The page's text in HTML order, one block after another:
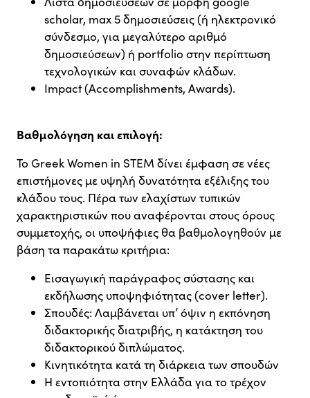
scholar, max 5 δημοσιεύσεις (ή ηλεκτρονικό
σύνδεσμο, για μεγαλύτερο αριθμό
δημοσιεύσεων) ή portfolio στην περίπτωση
τεχνολογικών και συναφών κλάδων.
Impact (Accomplishments, Awards).
Βαθμολόγηση και επιλογή:
Το Greek Women in STEM δίνει έμφαση σε νέες
επιστήμονες με υψηλή δυνατότητα εξέλιξης του
κλάδου τους. Πέρα των ελαχίστων τυπικών
χαρακτηριστικών που αναφέρονται στους όρους
συμμετοχής, οι υποψήφιες θα βαθμολογηθούν με
βάση τα παρακάτω κριτήρια:
Εισαγωγική παράγραφος σύστασης και
εκδήλωσης υποψηφιότητας (cover letter).
Σπουδές: Λαμβάνεται υπ’ όψιν η εκπόνηση
διδακτορικής διατριβής, η κατάκτηση του
διδακτορικού διπλώματος.
Kινητικότητα κατά τη διάρκεια των σπουδών
Η εντοπιότητα στην Ελλάδα για το τρέχον